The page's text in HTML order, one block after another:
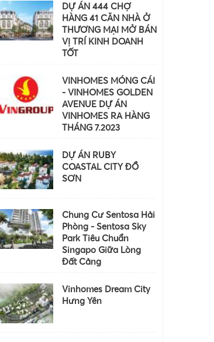
DỰ ÁN 444 CHỢ
HÀNG 41 CĂN NHÀ Ở
THƯƠNG MẠI MỞ BÁN
VỊ TRÍ KINH DOANH
TỐT
VINHOMES MÓNG CÁI
- VINHOMES GOLDEN
AVENUE DỰ ÁN
VINHOMES RA HÀNG
THÁNG 7.2023
DỰ ÁN RUBY
COASTAL CITY ĐỒ
SƠN
Chung Cư Sentosa Hải
Phòng - Sentosa Sky
Park Tiêu Chuẩn
Singapo Giữa Lòng
Đất Cảng
Vinhomes Dream City
Hưng Yên